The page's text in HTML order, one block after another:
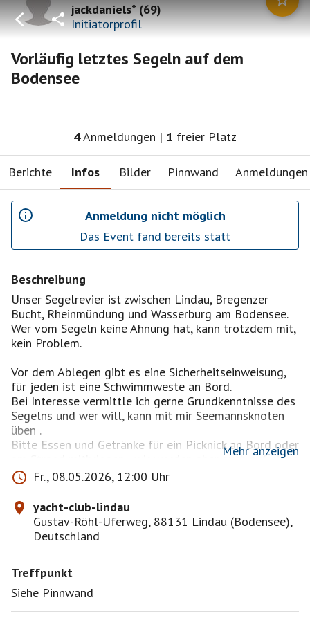
jackdaniels*(69)
Initiatorprofil
Vorläufig letztes Segeln auf dem
Bodensee
4Anmeldungen | 1 freier Platz
Berichte Infos Bilder Pinnwand Anmeldungen
Anmeldung nicht möglich
Das Event fand bereits statt
Beschreibung
Unser Segelrevier ist zwischen Lindau, Bregenzer
Bucht, Rheinmündung und Wasserburg am Bodensee.
Wer vom Segeln keine Ahnung hat, kann trotzdem mit,
kein Problem.
Vor dem Ablegen gibt es eine Sicherheitseinweisung,
für jeden ist eine Schwimmweste an Bord.
Bei Interesse vermittle ich gerne Grundkenntnisse des
Segelns und wer will, kann mit mir Seemannsknoten
üben .
Bitte Essen und Getränke für ein Picknick an Bord oder
am Strand mitbringen - wir werden aber auch auf einen
Café oder einen Drink unterwegs anlegen.
Als Eventende ist 18.00 Uhr vorgesehen
Bitte auch warme Kleidung und eine Decke
mitnehmen, bei Wind kann es auf dem Wasser auch im
FAHRGEMEINSCHAFTEN BILDEN
Mehr anzeigen
Fr., 08.05.2026, 12:00 Uhr
yacht-club-lindau
Gustav-Röhl-Uferweg, 88131 Lindau (Bodensee),
Deutschland
Treffpunkt
Siehe Pinnwand